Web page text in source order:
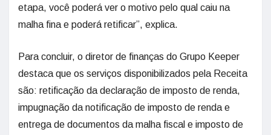
etapa, você poderá ver o motivo pelo qual caiu na
malha fina e poderá retificar”, explica.
Para concluir, o diretor de finanças do Grupo Keeper
destaca que os serviços disponibilizados pela Receita
são: retificação da declaração de imposto de renda,
impugnação da notificação de imposto de renda e
entrega de documentos da malha fiscal e imposto de